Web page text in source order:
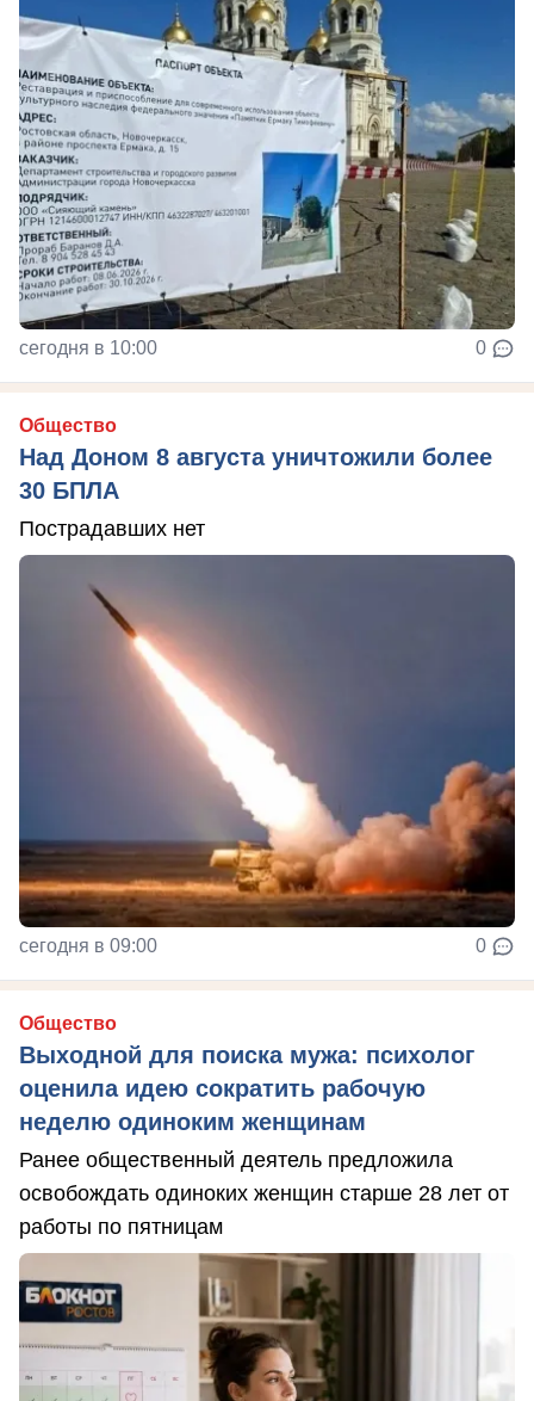
сегодня в 10:00 0
Общество
Над Доном 8 августа уничтожили более
30 БПЛА
Пострадавших нет
сегодня в 09:00 0
Общество
Выходной для поиска мужа: психолог
оценила идею сократить рабочую
неделю одиноким женщинам
Ранее общественный деятель предложила
освобождать одиноких женщин старше 28 лет от
работы по пятницам